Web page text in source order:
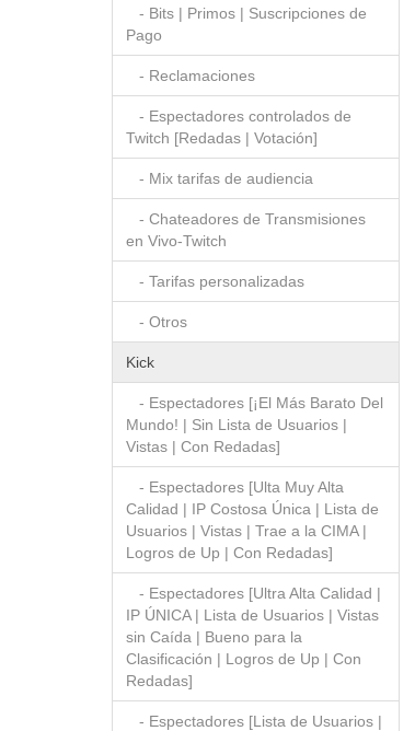
- Bits | Primos | Suscripciones de
Pago
- Reclamaciones
- Espectadores controlados de
Twitch [Redadas | Votación]
- Mix tarifas de audiencia
- Chateadores de Transmisiones
en Vivo-Twitch
- Tarifas personalizadas
- Otros
Kick
- Espectadores [¡El Más Barato Del
Mundo! | Sin Lista de Usuarios |
Vistas | Con Redadas]
- Espectadores [Ulta Muy Alta
Calidad | IP Costosa Única | Lista de
Usuarios | Vistas | Trae a la CIMA |
Logros de Up | Con Redadas]
- Espectadores [Ultra Alta Calidad |
IP ÚNICA | Lista de Usuarios | Vistas
sin Caída | Bueno para la
Clasificación | Logros de Up | Con
Redadas]
- Espectadores [Lista de Usuarios |